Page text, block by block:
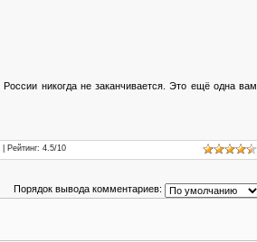
никогда не заканчивается. Это ещё одна вам
Рейтинг: 4.5/10
Порядок вывода комментариев: